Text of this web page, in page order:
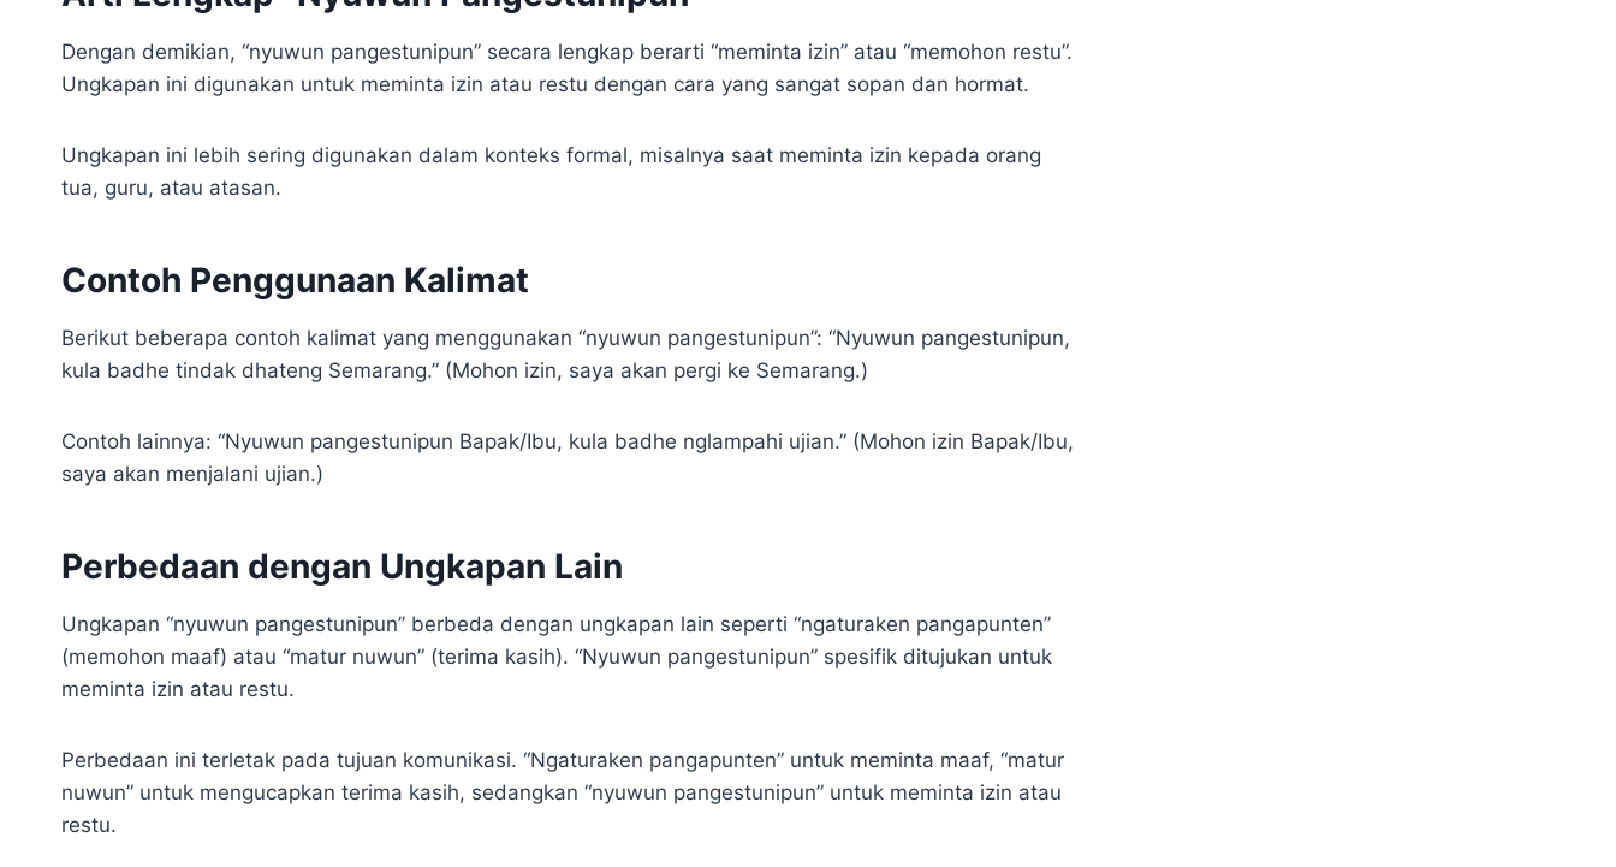
Dengan demikian, “nyuwun pangestunipun” secara lengkap berarti “meminta izin” atau “memohon restu”.
Ungkapan ini digunakan untuk meminta izin atau restu dengan cara yang sangat sopan dan hormat.
Ungkapan ini lebih sering digunakan dalam konteks formal, misalnya saat meminta izin kepada orang
tua, guru, atau atasan.
Contoh Penggunaan Kalimat
Berikut beberapa contoh kalimat yang menggunakan “nyuwun pangestunipun”: “Nyuwun pangestunipun,
kula badhe tindak dhateng Semarang.” (Mohon izin, saya akan pergi ke Semarang.)
Contoh lainnya: “Nyuwun pangestunipun Bapak/Ibu, kula badhe nglampahi ujian.” (Mohon izin Bapak/Ibu,
saya akan menjalani ujian.)
Perbedaan dengan Ungkapan Lain
Ungkapan “nyuwun pangestunipun” berbeda dengan ungkapan lain seperti “ngaturaken pangapunten”
(memohon maaf) atau “matur nuwun” (terima kasih). “Nyuwun pangestunipun” spesifik ditujukan untuk
meminta izin atau restu.
Perbedaan ini terletak pada tujuan komunikasi. “Ngaturaken pangapunten” untuk meminta maaf, “matur
nuwun” untuk mengucapkan terima kasih, sedangkan “nyuwun pangestunipun” untuk meminta izin atau
restu.